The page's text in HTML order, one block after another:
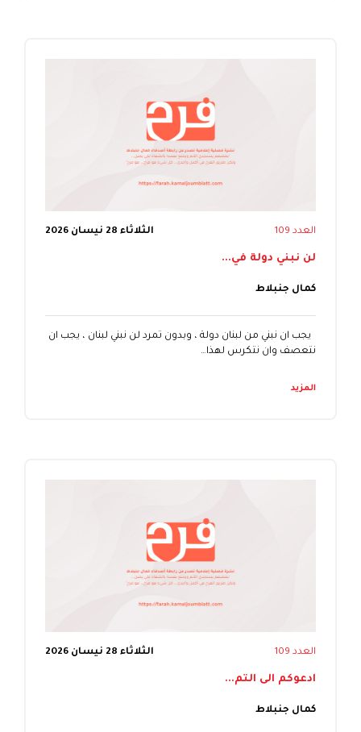
العدد 109 الثلاثاء 28 نيسان 2026
لن نبني دولة في...
كمال جنبلاط
يجب ان نبني من لبنان دولة ، وبدون تمرد لن نبني لبنان ، يجب ان
نتعصف وان نتكرس لهذا…
المزيد
العدد 109 الثلاثاء 28 نيسان 2026
ادعوكم الى التم...
كمال جنبلاط